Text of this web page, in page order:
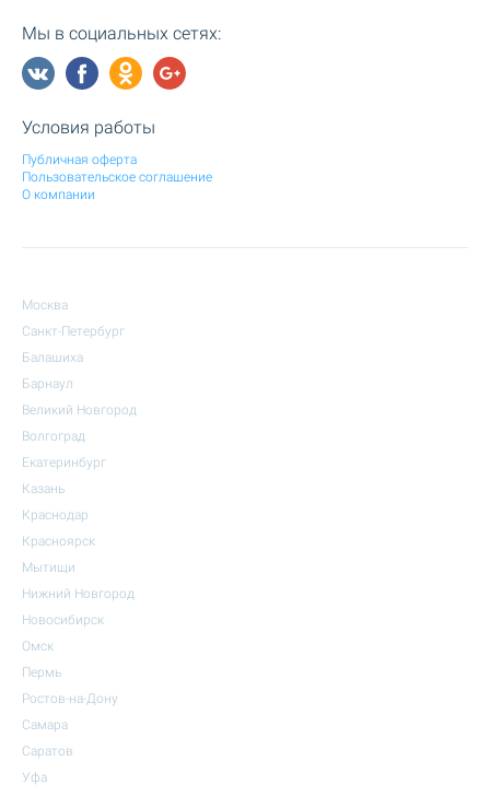
Мы в социальных сетях:
Условия работы
Публичная оферта
Пользовательское соглашение
О компании
Москва
Санкт-Петербург
Балашиха
Барнаул
Великий Новгород
Волгоград
Екатеринбург
Казань
Краснодар
Красноярск
Мытищи
Нижний Новгород
Новосибирск
Омск
Пермь
Ростов-на-Дону
Самара
Саратов
Уфа